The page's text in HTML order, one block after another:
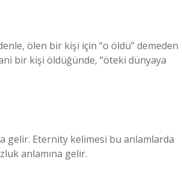
ölen bir kişi için “o öldü” demeden
bir kişi öldüğünde, “öteki dünyaya
gelir. Eternity kelimesi bu anlamlarda
anlamına gelir.